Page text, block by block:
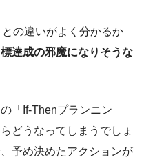
の違いがよく分かるか
達成の邪魔になりそうな
「If-Thenプランニン
どうなってしまうでしょ
予め決めたアクションが